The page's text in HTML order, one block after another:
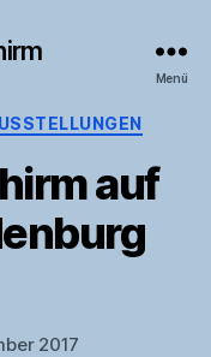
Menü
auf
2017